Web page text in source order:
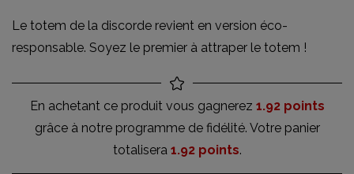
Le totem de la discorde revient en version éco-
responsable. Soyez le premier à attraper le totem !
En achetant ce produit vous gagnerez 1.92 points
grâce à notre programme de fidélité. Votre panier
totalisera 1.92 points.